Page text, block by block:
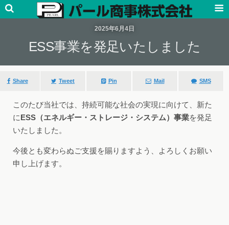
2025年6月4日
ESS事業を発足いたしました
Share Tweet Pin Mail SMS
このたび当社では、持続可能な社会の実現に向けて、新た
にESS（エネルギー・ストレージ・システム）事業を発足
いたしました。
今後とも変わらぬご支援を賜りますよう、よろしくお願い
申し上げます。